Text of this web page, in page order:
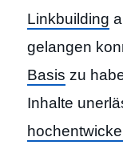
Linkbuilding
gelangen
Basis zu
Inhalte